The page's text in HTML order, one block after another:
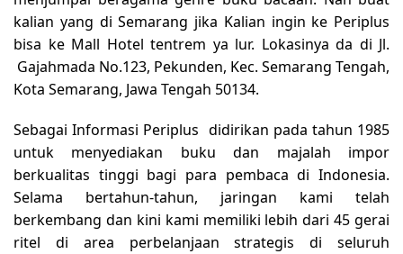
kalian yang di Semarang jika Kalian ingin ke Periplus
bisa ke Mall Hotel tentrem ya lur. Lokasinya da di Jl.
Gajahmada No.123, Pekunden, Kec. Semarang Tengah,
Kota Semarang, Jawa Tengah 50134.
Sebagai Informasi Periplus didirikan pada tahun 1985
untuk menyediakan buku dan majalah impor
berkualitas tinggi bagi para pembaca di Indonesia.
Selama bertahun-tahun, jaringan kami telah
berkembang dan kini kami memiliki lebih dari 45 gerai
ritel di area perbelanjaan strategis di seluruh